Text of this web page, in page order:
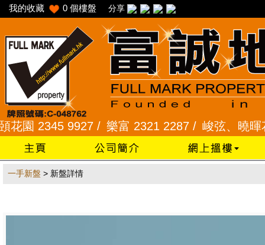
我的收藏 0 個樓盤 分享
2345 9927 / 樂富 2321 2287 / 峻弦、曉暉花
一手新盤 > 新盤詳情